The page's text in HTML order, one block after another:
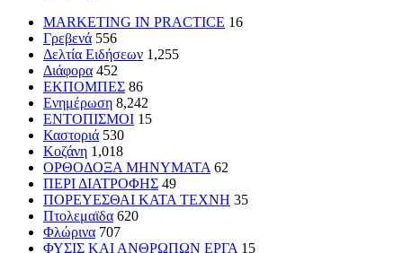
MARKETING IN PRACTICE 16
Γρεβενά 556
Δελτία Ειδήσεων 1,255
Διάφορα 452
ΕΚΠΟΜΠΕΣ 86
Ενημέρωση 8,242
ΕΝΤΟΠΙΣΜΟΙ 15
Καστοριά 530
Κοζάνη 1,018
ΟΡΘΟΔΟΞΑ ΜΗΝΥΜΑΤΑ 62
ΠΕΡΙ ΔΙΑΤΡΟΦΗΣ 49
ΠΟΡΕΥΕΣΘΑΙ ΚΑΤΑ ΤΕΧΝΗ 35
Πτολεμαϊδα 620
Φλώρινα 707
ΦΥΣΙΣ ΚΑΙ ΑΝΘΡΩΠΩΝ ΕΡΓΑ 15